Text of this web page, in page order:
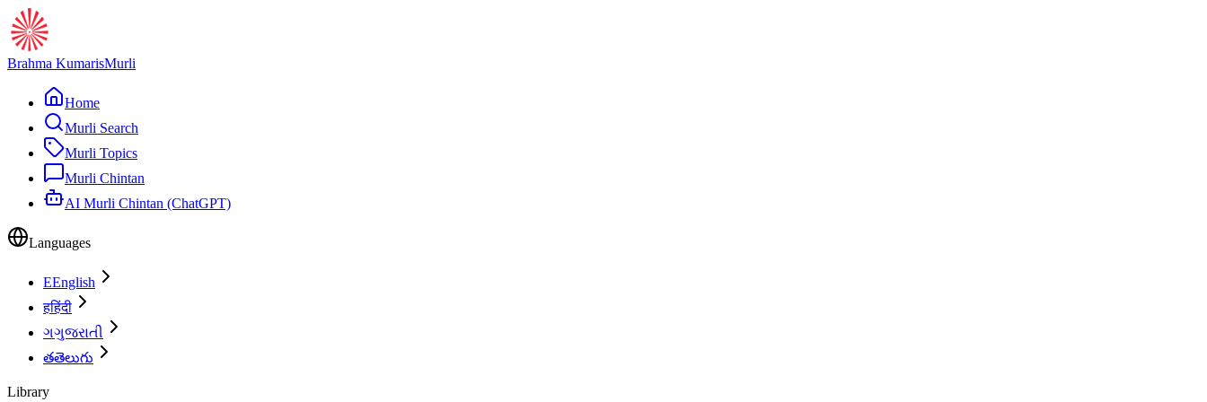
Brahma KumarisMurli
Home
Murli Search
Murli Topics
Murli Chintan
AI Murli Chintan (ChatGPT)
Languages
EEnglish
हहिंदी
ગગુજરાતી
తతెలుగు
Library